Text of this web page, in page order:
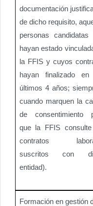
documentación
de dicho requisito,
personas candidatas
hayan estado
la FFIS y cuyos
hayan finalizado en
últimos 4 años;
cuando marquen la
de consentimiento
que la FFIS
contratos
suscritos con
entidad).
Formación en gestión